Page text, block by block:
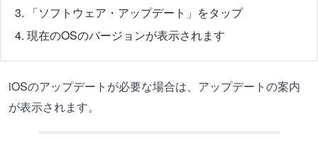
「ソフトウェア・アップデート」をタップ
現在のOSのバージョンが表示されます
iOSのアップデートが必要な場合は、アップデートの案内
が表示されます。